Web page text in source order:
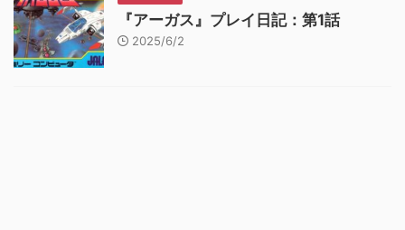
『アーガス』プレイ日記：第1話
2025/6/2